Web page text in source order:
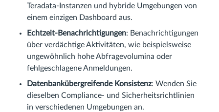
Teradata-Instanzen und hybride Umgebungen von
einem einzigen Dashboard aus.
Echtzeit-Benachrichtigungen: Benachrichtigungen
über verdächtige Aktivitäten, wie beispielsweise
ungewöhnlich hohe Abfragevolumina oder
fehlgeschlagene Anmeldungen.
Datenbankübergreifende Konsistenz: Wenden Sie
dieselben Compliance- und Sicherheitsrichtlinien
in verschiedenen Umgebungen an.